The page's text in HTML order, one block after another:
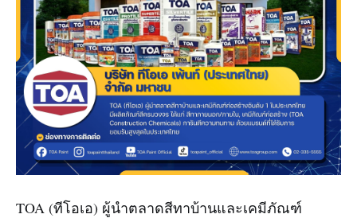
TOA (ทีโอเอ) ผู้นำตลาดสีทาบ้านและเคมีภัณฑ์